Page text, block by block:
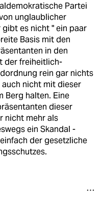
Partei
unglaublicher
es nicht " ein paar
Basis mit den
in den
der freiheitlich-
rein gar nichts
nicht mit dieser
Berg halten. Eine
dieser
nicht mehr als
ein Skandal -
der gesetzliche